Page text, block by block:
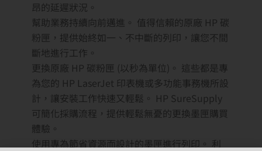
昂的延遲狀況。
幫助業務持續向前邁進。 值得信賴的原廠 HP 碳
粉匣，提供始終如一、不中斷的列印，讓您不間
斷地進行工作。
更換原廠 HP 碳粉匣 (以秒為單位)。 這些都是專
為您的 HP LaserJet 印表機或多功能事務機所設
計，讓安裝工作快速又輕鬆。 HP SureSupply
可簡化採購流程，提供輕鬆無憂的更換墨匣購買
體驗。
使用專為節省資源而設計的墨匣進行列印。 利